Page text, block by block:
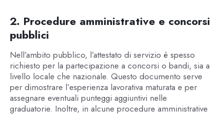
2. Procedure amministrative e concorsi
pubblici
Nell’ambito pubblico, l’attestato di servizio è spesso
richiesto per la partecipazione a concorsi o bandi, sia a
livello locale che nazionale. Questo documento serve
per dimostrare l’esperienza lavorativa maturata e per
assegnare eventuali punteggi aggiuntivi nelle
graduatorie. Inoltre, in alcune procedure amministrative